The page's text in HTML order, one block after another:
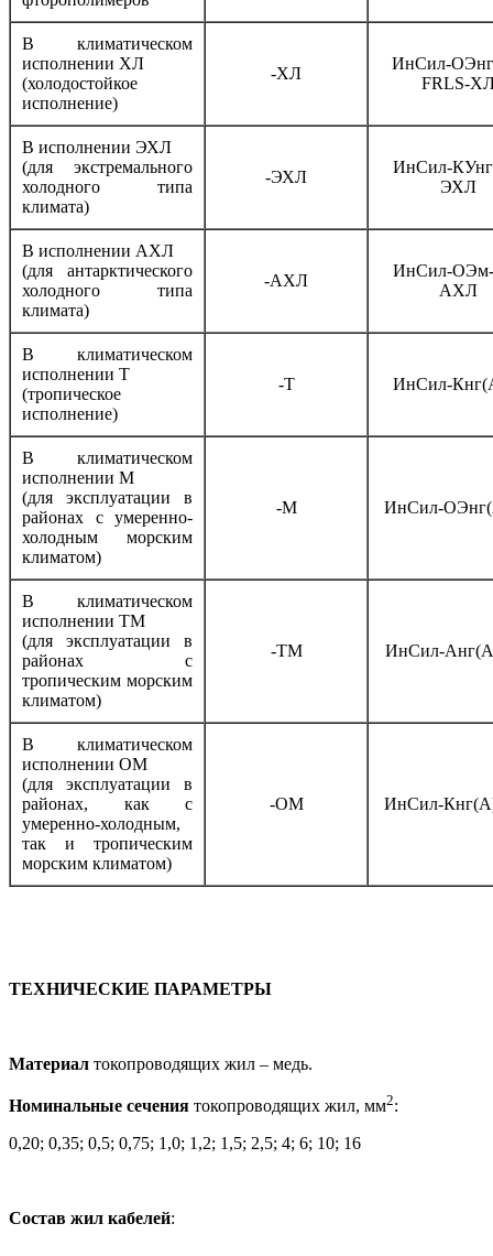
В климатическом
исполнении ХЛ
(холодостойкое
исполнение)
-ХЛ
ИнСил-
FRLS-
В исполнении ЭХЛ
(для экстремального
холодного типа
климата)
-ЭХЛ
ИнСил-
ЭХЛ
В исполнении АХЛ
(для антарктического
холодного типа
климата)
-АХЛ
ИнСил-
АХЛ
В климатическом
исполнении Т
(тропическое
исполнение)
-Т ИнСил-
В климатическом
исполнении М
(для эксплуатации в
районах с умеренно-
холодным морским
климатом)
-М ИнСил-
В климатическом
исполнении ТМ
(для эксплуатации в
районах с
тропическим морским
климатом)
-ТМ ИнСил-
В климатическом
исполнении ОМ
(для эксплуатации в
районах, как с
умеренно-холодным,
так и тропическим
морским климатом)
-ОМ ИнСил-
ТЕХНИЧЕСКИЕ ПАРАМЕТРЫ
Материал токопроводящих жил – медь.
Номинальные сечения токопроводящих жил, мм2:
0,20; 0,35; 0,5; 0,75; 1,0; 1,2; 1,5; 2,5; 4; 6; 10; 16
Состав жил кабелей: